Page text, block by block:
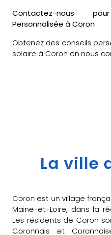
Contactez-nous
Personnalisée à Coron
Obtenez des conseils
solaire à Coron en nous
La ville
Coron est un village
Maine-et-Loire, dans la
Les résidents de Coron
Coronnais et